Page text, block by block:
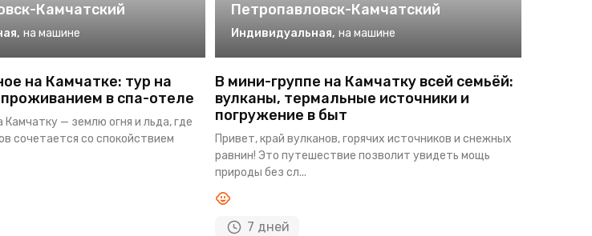
Камчатский
, на машине
на Камчатке: тур на
в спа-отеле
Камчатку — землю огня и льда, где
сочетается со спокойствием
Петропавловск-Камчатский
Индивидуальная, на машине
В мини-группе на Камчатку всей семьёй:
вулканы, термальные источники и
погружение в быт
Привет, край вулканов, горячих источников и снежных
равнин! Это путешествие позволит увидеть мощь
природы без сл...
7 дней